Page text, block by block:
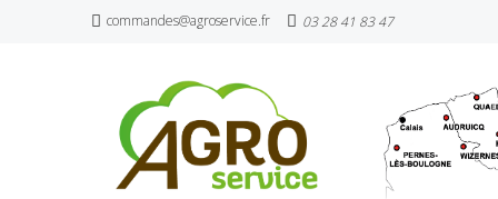
commandes@agroservice.fr 03 28 41 83 47